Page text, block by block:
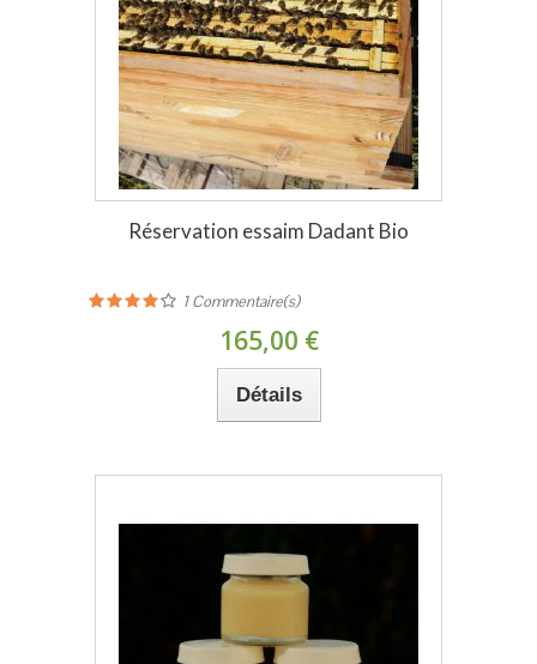
Réservation essaim Dadant Bio
1Commentaire(s)
165,00 €
Détails